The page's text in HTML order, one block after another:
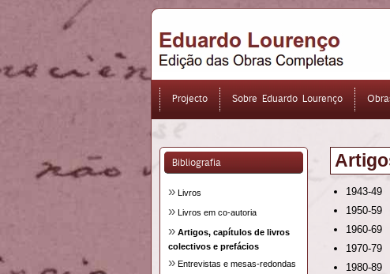
Projecto Sobre Eduardo Lourenço
Bibliografia
» Livros
» Livros em co-autoria
» Artigos, capítulos de livros
colectivos e prefácios
» Entrevistas e mesas-redondas
1943-49
1950-59
1960-69
1970-79
1980-89